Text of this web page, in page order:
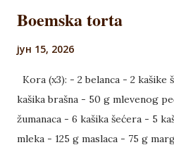
Boemska torta
јун 15, 2026
Kora (x3): - 2 belanca - 2 kašike
kašika brašna - 50 g mlevenog
žumanaca - 6 kašika šećera - 5
mleka - 125 g maslaca - 75 g